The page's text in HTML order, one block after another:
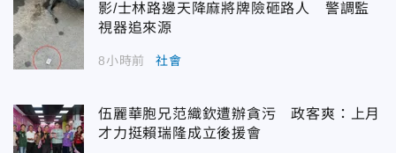
影/士林路邊天降麻將牌險砸路人 警調監
視器追來源
8小時前 社會
伍麗華胞兄范織欽遭辦貪污 政客爽：上月
才力挺賴瑞隆成立後援會